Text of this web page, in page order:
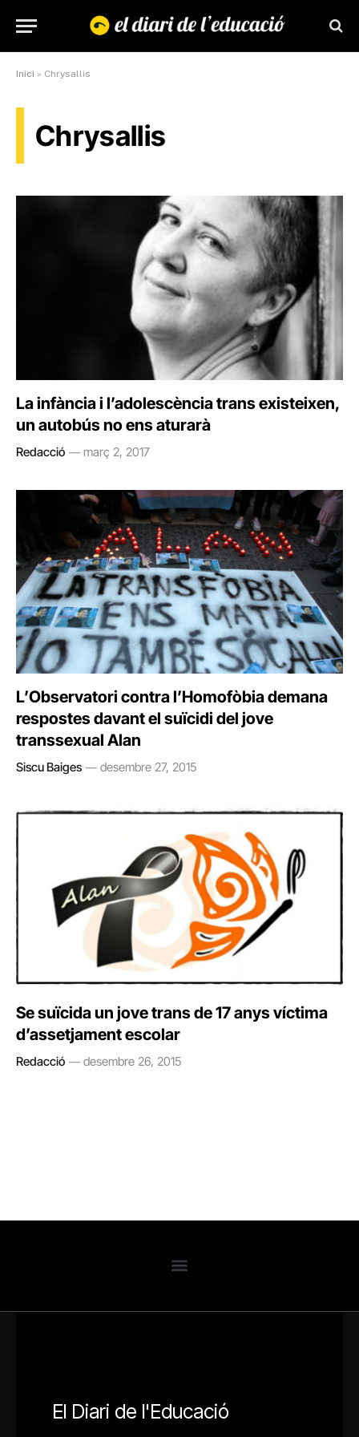
Inici » Chrysallis
Chrysallis
La infància i l’adolescència trans existeixen,
un autobús no ens aturarà
Redacció març 2, 2017
L’Observatori contra l’Homofòbia demana
respostes davant el suïcidi del jove
transsexual Alan
Siscu Baiges desembre 27, 2015
Se suïcida un jove trans de 17 anys víctima
d’assetjament escolar
Redacció desembre 26, 2015